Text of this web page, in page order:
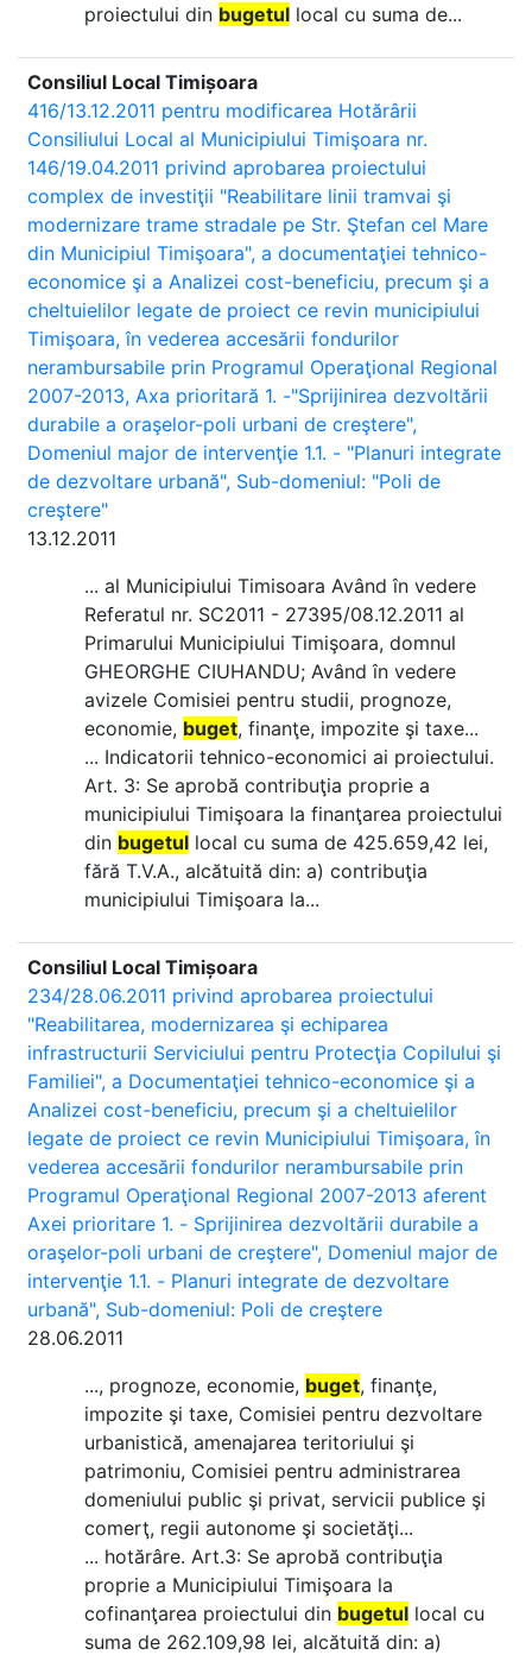
proiectului din bugetul local cu suma de...
Consiliul Local Timișoara
416/13.12.2011 pentru modificarea Hotărârii
Consiliului Local al Municipiului Timişoara nr.
146/19.04.2011 privind aprobarea proiectului
complex de investiţii "Reabilitare linii tramvai şi
modernizare trame stradale pe Str. Ştefan cel Mare
din Municipiul Timişoara", a documentaţiei tehnico-
economice şi a Analizei cost-beneficiu, precum şi a
cheltuielilor legate de proiect ce revin municipiului
Timişoara, în vederea accesării fondurilor
nerambursabile prin Programul Operaţional Regional
2007-2013, Axa prioritară 1. -"Sprijinirea dezvoltării
durabile a oraşelor-poli urbani de creştere",
Domeniul major de intervenţie 1.1. - "Planuri integrate
de dezvoltare urbană", Sub-domeniul: "Poli de
creştere"
13.12.2011
... al Municipiului Timisoara Având în vedere
Referatul nr. SC2011 - 27395/08.12.2011 al
Primarului Municipiului Timişoara, domnul
GHEORGHE CIUHANDU; Având în vedere
avizele Comisiei pentru studii, prognoze,
economie, buget, finanţe, impozite şi taxe...
... Indicatorii tehnico-economici ai proiectului.
Art. 3: Se aprobă contribuţia proprie a
municipiului Timişoara la finanţarea proiectului
din bugetul local cu suma de 425.659,42 lei,
fără T.V.A., alcătuită din: a) contribuţia
municipiului Timişoara la...
Consiliul Local Timișoara
234/28.06.2011 privind aprobarea proiectului
"Reabilitarea, modernizarea şi echiparea
infrastructurii Serviciului pentru Protecţia Copilului şi
Familiei", a Documentaţiei tehnico-economice şi a
Analizei cost-beneficiu, precum şi a cheltuielilor
legate de proiect ce revin Municipiului Timişoara, în
vederea accesării fondurilor nerambursabile prin
Programul Operaţional Regional 2007-2013 aferent
Axei prioritare 1. - Sprijinirea dezvoltării durabile a
oraşelor-poli urbani de creştere", Domeniul major de
intervenţie 1.1. - Planuri integrate de dezvoltare
urbană", Sub-domeniul: Poli de creştere
28.06.2011
..., prognoze, economie, buget, finanţe,
impozite şi taxe, Comisiei pentru dezvoltare
urbanistică, amenajarea teritoriului şi
patrimoniu, Comisiei pentru administrarea
domeniului public şi privat, servicii publice şi
comerţ, regii autonome şi societăţi...
... hotărâre. Art.3: Se aprobă contribuţia
proprie a Municipiului Timişoara la
cofinanţarea proiectului din bugetul local cu
suma de 262.109,98 lei, alcătuită din: a)